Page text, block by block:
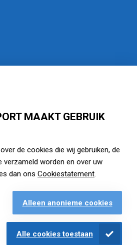
MAAKT GEBRUIK
de cookies die wij gebruiken, de
verzameld worden en over uw
dan ons Cookiestatement
Alleen anonieme cookies
Alle cookies toestaan